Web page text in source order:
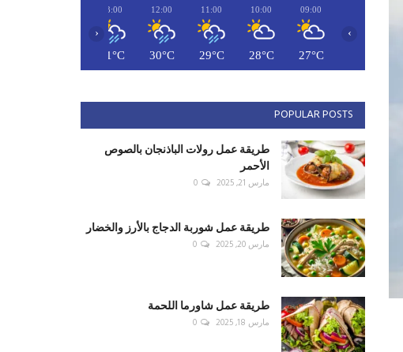
09:00
27°C
10:00
28°C
11:00
29°C
12:00
30°C
13:00
31°C
‹ ›
POPULAR POSTS
طريقة عمل رولات الباذنجان بالصوص
الأحمر
مارس 21, 2025 0
طريقة عمل شوربة الدجاج بالأرز والخضار
مارس 20, 2025 0
طريقة عمل شاورما اللحمة
مارس 18, 2025 0